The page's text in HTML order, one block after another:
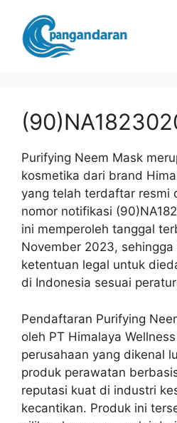
Purifying Neem Mask
kosmetika dari brand
yang telah terdaftar resmi
nomor notifikasi
ini memperoleh tanggal
November 2023,
ketentuan legal untuk
di Indonesia sesuai
Pendaftaran Purifying
oleh PT Himalaya
perusahaan yang dikenal
produk perawatan
reputasi kuat di industri
kecantikan. Produk ini